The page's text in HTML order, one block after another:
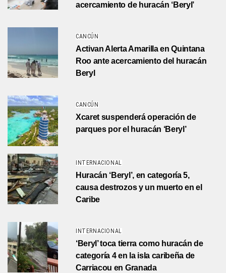
acercamiento de huracán ‘Beryl’
CANCÚN
Activan Alerta Amarilla en Quintana
Roo ante acercamiento del huracán
Beryl
CANCÚN
Xcaret suspenderá operación de
parques por el huracán ‘Beryl’
INTERNACIONAL
Huracán ‘Beryl’, en categoría 5,
causa destrozos y un muerto en el
Caribe
INTERNACIONAL
‘Beryl’ toca tierra como huracán de
categoría 4 en la isla caribeña de
Carriacou en Granada